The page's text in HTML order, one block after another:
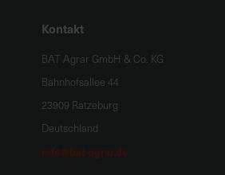
Kontakt
BAT Agrar GmbH & Co. KG
Bahnhofsallee 44
23909 Ratzeburg
Deutschland
info@bat-agrar.de